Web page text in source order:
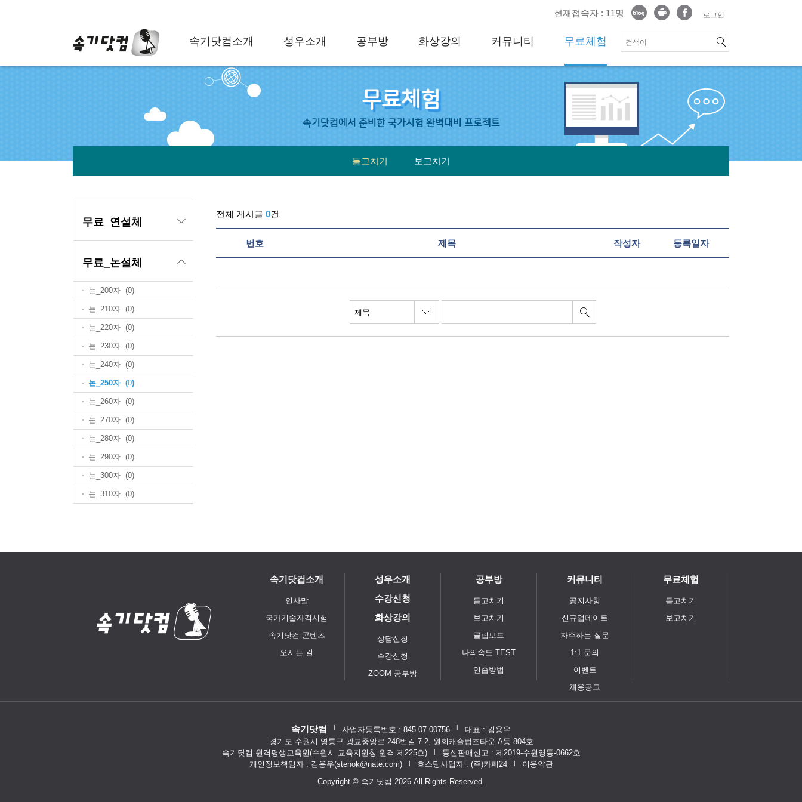
현재접속자 : 11명 로그인
속기닷컴소개 성우소개 공부방 화상강의 커뮤니티 무료체험
무료체험
속기닷컴에서 준비한 국가시험 완벽대비 프로젝트
듣고치기 보고치기
무료_연설체
무료_논설체
논_200자 (0)
논_210자 (0)
논_220자 (0)
논_230자 (0)
논_240자 (0)
논_250자 (0)
논_260자 (0)
논_270자 (0)
논_280자 (0)
논_290자 (0)
논_300자 (0)
논_310자 (0)
전체 게시글 0건
번호 제목 작성자 등록일자
속기닷컴소개
인사말
국가기술자격시험
속기닷컴 콘텐츠
오시는 길
성우소개
수강신청
화상강의
상담신청
수강신청
ZOOM 공부방
공부방
듣고치기
보고치기
클립보드
나의속도 TEST
연습방법
커뮤니티
공지사항
신규업데이트
자주하는 질문
1:1 문의
이벤트
채용공고
무료체험
듣고치기
보고치기
속기닷컴 | 사업자등록번호 : 845-07-00756 |
대표 : 김용우
경기도 수원시 영통구 광교중앙로 248번길 7-2, 원희캐슬법조타운 A동 804호
속기닷컴 원격평생교육원(수원시 교육지원청 원격 제225호)
|
통신판매신고 : 제2019-수원영통-0662호
개인정보책임자 : 김용우(stenok@nate.com)
| 호스팅사업자 : (주)카페24 |
이용약관
Copyright © 속기닷컴 2026 All Rights Reserved.